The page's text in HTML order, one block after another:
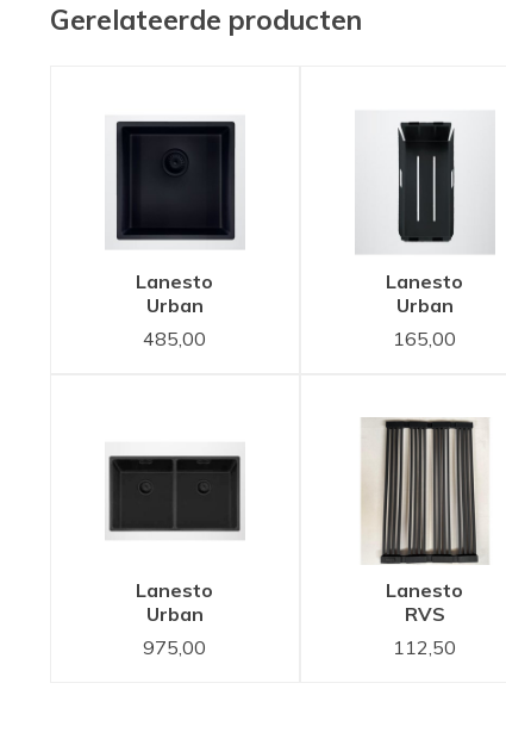
Gerelateerde producten
Lanesto
Urban
Sturdy
Black
485,00
Lanesto
Urban
Sturdy
Black
voor
Lanesto
Urban
Sturdy
Black
spoelbak -
311551SB
165,00
Lanesto
Urban
spoelbak
Zwart -
975,00
Lanesto
RVS
pannenrooster
Zwart
112,50